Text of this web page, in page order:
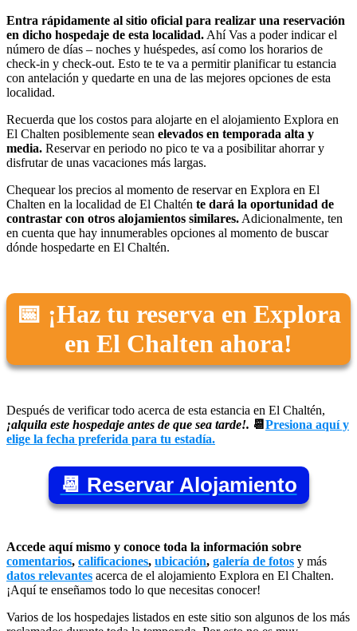
Entra rápidamente al sitio oficial para realizar una reservación
en dicho hospedaje de esta localidad. Ahí Vas a poder indicar el
número de días – noches y huéspedes, así como los horarios de
check-in y check-out. Esto te te va a permitir planificar tu estancia
con antelación y quedarte en una de las mejores opciones de esta
localidad.
Recuerda que los costos para alojarte en el alojamiento Explora en
El Chalten posiblemente sean elevados en temporada alta y
media. Reservar en periodo no pico te va a posibilitar ahorrar y
disfrutar de unas vacaciones más largas.
Chequear los precios al momento de reservar en Explora en El
Chalten en la localidad de El Chaltén te dará la oportunidad de
contrastar con otros alojamientos similares. Adicionalmente, ten
en cuenta que hay innumerables opciones al momento de buscar
dónde hospedarte en El Chaltén.
📅 ¡Haz tu reserva en Explora
en El Chalten ahora!
Después de verificar todo acerca de esta estancia en El Chaltén,
¡alquila este hospedaje antes de que sea tarde!. 📆 Presiona aquí y
elige la fecha preferida para tu estadía.
📆 Reservar Alojamiento
Accede aquí mismo y conoce toda la información sobre
comentarios, calificaciones, ubicación, galería de fotos y más
datos relevantes acerca de el alojamiento Explora en El Chalten.
¡Aquí te enseñamos todo lo que necesitas conocer!
Varios de los hospedajes listados en este sitio son algunos de los más